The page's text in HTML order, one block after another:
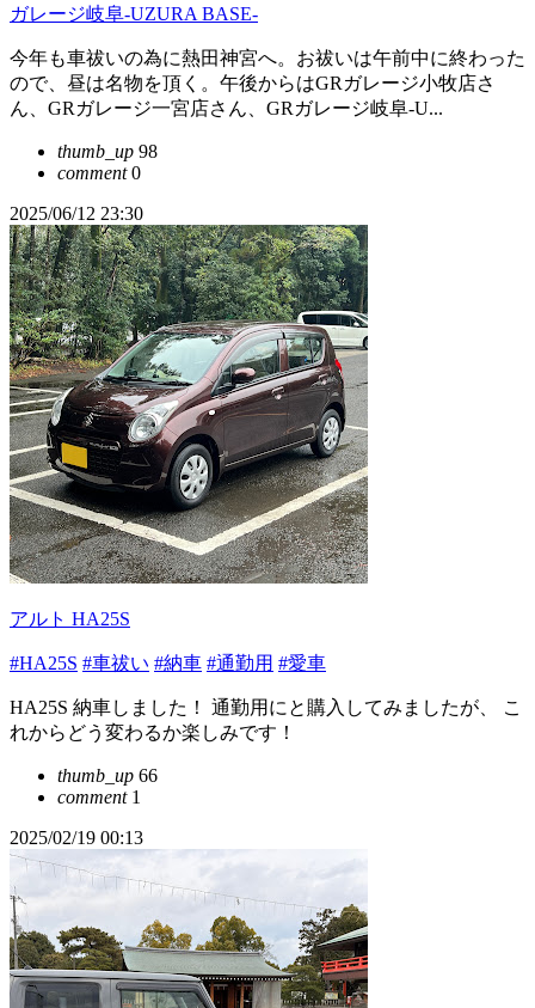
ガレージ岐阜-UZURA BASE-
今年も車祓いの為に熱田神宮へ。お祓いは午前中に終わった
ので、昼は名物を頂く。午後からはGRガレージ小牧店さ
ん、GRガレージ一宮店さん、GRガレージ岐阜-U...
thumb_up 98
comment0
2025/06/12 23:30
アルト HA25S
#HA25S #車祓い #納車 #通勤用 #愛車
HA25S 納車しました！ 通勤用にと購入してみましたが、 こ
れからどう変わるか楽しみです！
thumb_up 66
comment1
2025/02/19 00:13